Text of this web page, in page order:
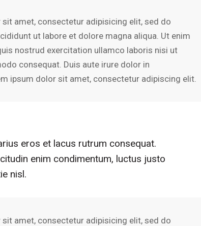
amet, consectetur adipisicing elit, sed do
ut labore et dolore magna aliqua. Ut enim
nostrud exercitation ullamco laboris nisi ut
consequat. Duis aute irure dolor in
ipsum dolor sit amet, consectetur adipiscing elit.
eros et lacus rutrum consequat.
enim condimentum, luctus justo
nisl.
amet, consectetur adipisicing elit, sed do